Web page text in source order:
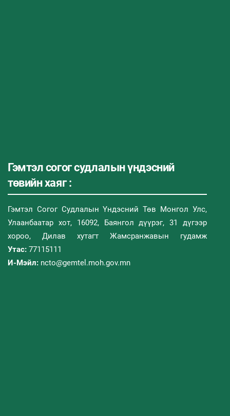
Гэмтэл согог судлалын үндэсний
төвийн хаяг :
Гэмтэл Согог Судлалын Үндэсний Төв Монгол Улс,
Улаанбаатар хот, 16092, Баянгол дүүрэг, 31 дүгээр
хороо, Дилав хутагт Жамсранжавын гудамж
Утас: 77115111
И-Мэйл: ncto@gemtel.moh.gov.mn